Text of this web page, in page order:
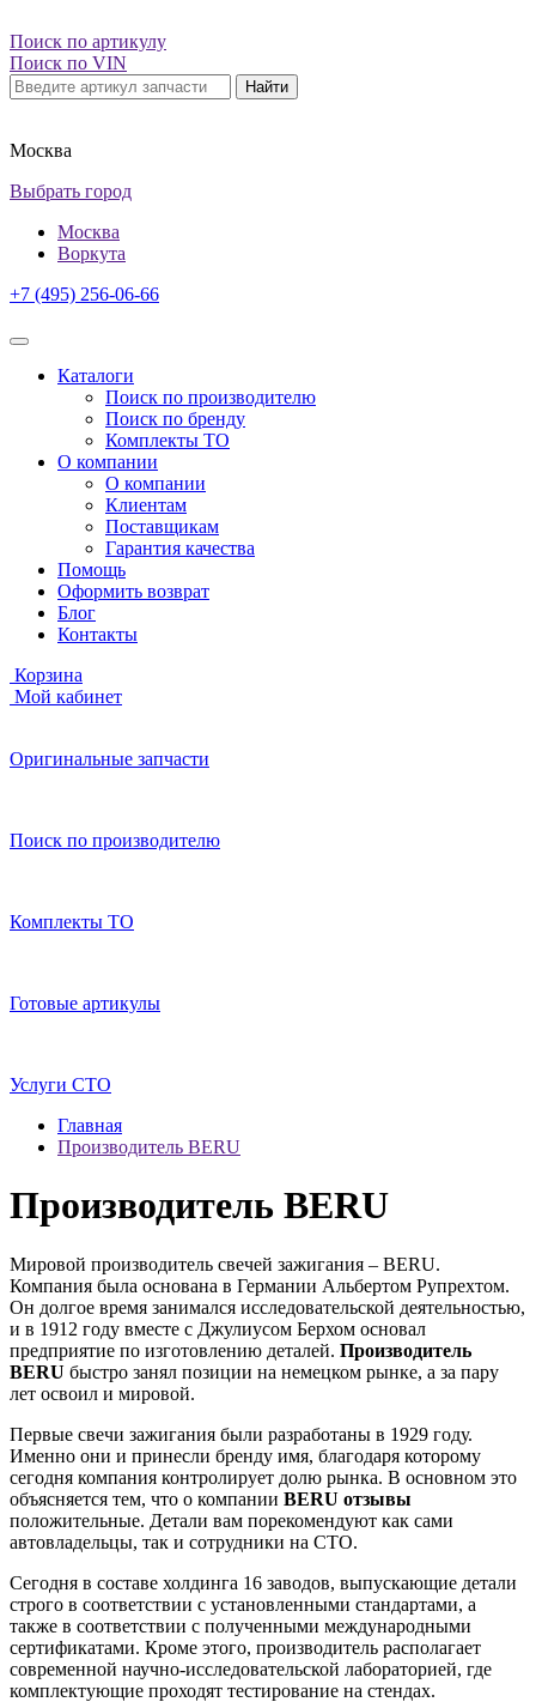
Поиск по артикулу
Поиск по VIN
Найти
Москва
Выбрать город
Москва
Воркута
+7 (495) 256-06-66
Каталоги
Поиск по производителю
Поиск по бренду
Комплекты ТО
О компании
О компании
Клиентам
Поставщикам
Гарантия качества
Помощь
Оформить возврат
Блог
Контакты
Корзина
Мой кабинет
Оригинальные запчасти
Поиск по производителю
Комплекты ТО
Готовые артикулы
Услуги СТО
Главная
Производитель BERU
Производитель BERU
Мировой производитель свечей зажигания – BERU.
Компания была основана в Германии Альбертом Рупрехтом.
Он долгое время занимался исследовательской деятельностью,
и в 1912 году вместе с Джулиусом Берхом основал
предприятие по изготовлению деталей. Производитель
BERU быстро занял позиции на немецком рынке, а за пару
лет освоил и мировой.
Первые свечи зажигания были разработаны в 1929 году.
Именно они и принесли бренду имя, благодаря которому
сегодня компания контролирует долю рынка. В основном это
объясняется тем, что о компании BERU отзывы
положительные. Детали вам порекомендуют как сами
автовладельцы, так и сотрудники на СТО.
Сегодня в составе холдинга 16 заводов, выпускающие детали
строго в соответствии с установленными стандартами, а
также в соответствии с полученными международными
сертификатами. Кроме этого, производитель располагает
современной научно-исследовательской лабораторией, где
комплектующие проходят тестирование на стендах.